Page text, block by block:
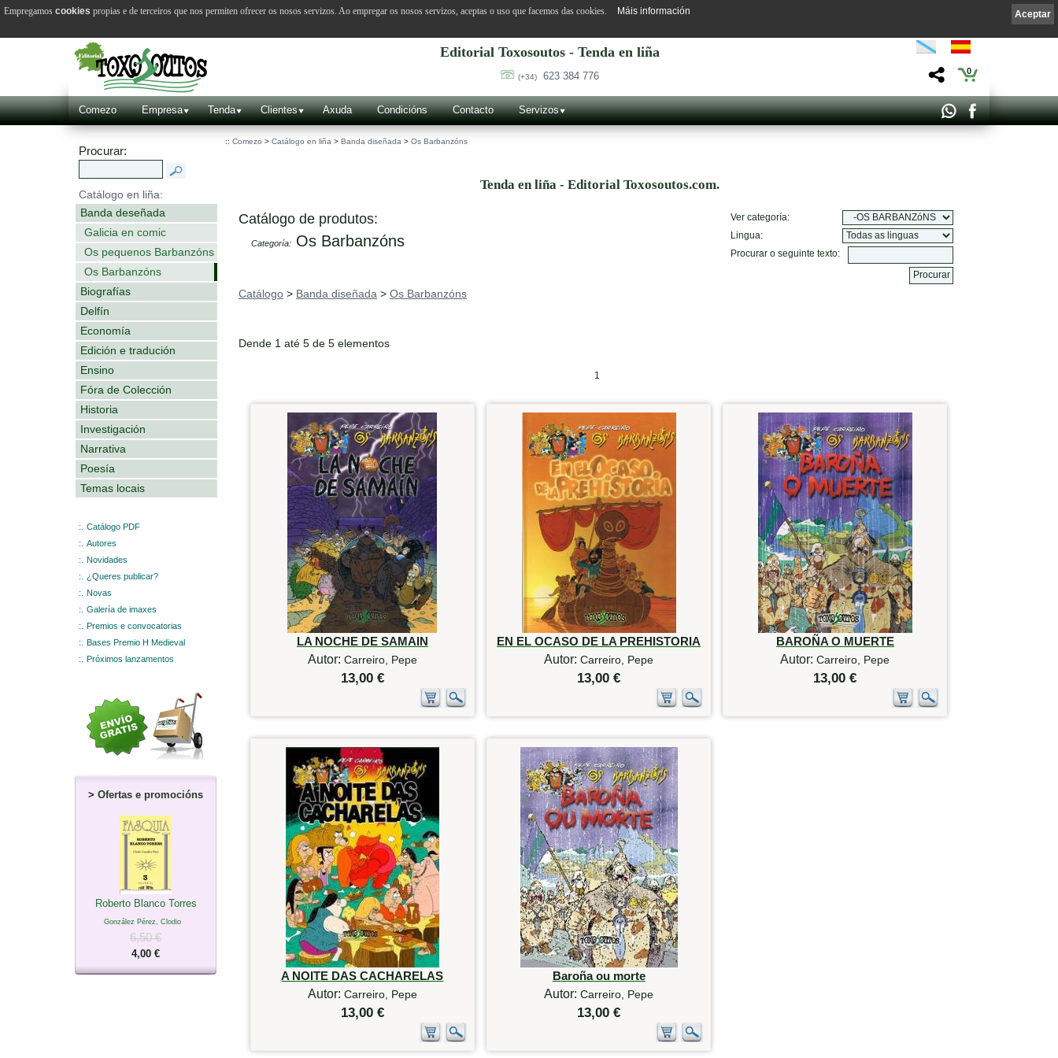
Editorial Toxosoutos - Tenda en liña
(+34) 623 384 776 0
Comezo Empresa Tenda Clientes Axuda Condicións Contacto Servizos
Procurar:
Catálogo en liña:
Banda deseñada
Galicia en comic
Os pequenos Barbanzóns
Os Barbanzóns
Biografías
Delfín
Economía
Edición e tradución
Ensino
Fóra de Colección
Historia
Investigación
Narrativa
Poesía
Temas locais
:.
Catálogo PDF
:.
Autores
:.
Novidades
:.
¿Queres publicar?
:.
Novas
:.
Galería de imaxes
:.
Premios e convocatorias
:.
Bases Premio H Medieval
:.
Próximos lanzamentos
> Ofertas e promocións
Roberto Blanco Torres
González Pérez, Clodio
6,50 €
4,00 €
:: Comezo > Catálogo en liña > Banda diseñada > Os Barbanzóns
Tenda en liña - Editorial Toxosoutos.com.
Catálogo de produtos:
Categoría: Os Barbanzóns
Ver categoría:
Lingua:
Procurar o seguinte texto:
Catálogo > Banda diseñada > Os Barbanzóns
Dende 1 até 5 de 5 elementos
1
LA NOCHE DE SAMAIN
Autor: Carreiro, Pepe
13,00 €
EN EL OCASO DE LA PREHISTORIA
Autor:Carreiro, Pepe
13,00 €
BAROÑA O MUERTE
Autor:Carreiro, Pepe
13,00 €
A NOITE DAS CACHARELAS
Autor: Carreiro, Pepe
13,00 €
Baroña ou morte
Autor:Carreiro, Pepe
13,00 €
Aceptar
Empregamos cookies propias e de terceiros que nos permiten ofrecer os nosos servizos. Ao empregar os nosos servizos, aceptas o uso que facemos das cookies. Máis información